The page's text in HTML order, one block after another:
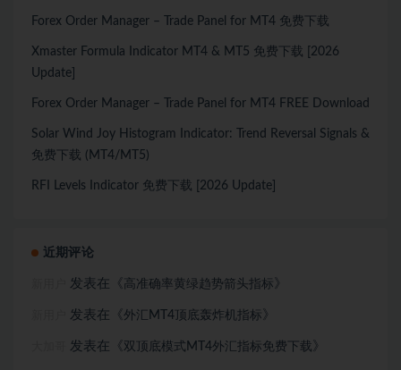
Forex Order Manager – Trade Panel for MT4 免费下载
Xmaster Formula Indicator MT4 & MT5 免费下载 [2026
Update]
Forex Order Manager – Trade Panel for MT4 FREE Download
Solar Wind Joy Histogram Indicator: Trend Reversal Signals &
免费下载 (MT4/MT5)
RFI Levels Indicator 免费下载 [2026 Update]
近期评论
发表在《 高准确率黄绿趋势箭头指标 》
发表在《 外汇MT4顶底轰炸机指标 》
发表在《 双顶底模式MT4外汇指标免费下载 》